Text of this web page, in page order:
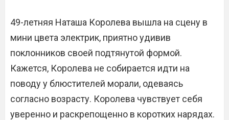
49-летняя Наташа Королева вышла на сцену в
мини цвета электрик, приятно удивив
поклонников своей подтянутой формой.
Кажется, Королева не собирается идти на
поводу у блюстителей морали, одеваясь
согласно возрасту. Королева чувствует себя
уверенно и раскрепощенно в коротких нарядах.